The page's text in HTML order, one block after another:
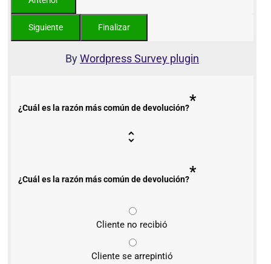
ByWordpress Survey plugin
¿Cuál es la razón más común de devolución?*
¿Cuál es la razón más común de devolución?*
Cliente no recibió
Cliente se arrepintió